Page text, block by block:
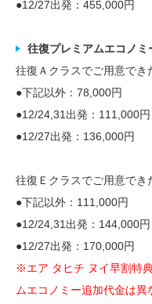
●12/27出発：455,000円
往復プレミアムエコノミ
往復Ａクラスでご用意でき
●下記以外：78,000円
●12/24,31出発：111,000円
●12/27出発：136,000円
往復Ｅクラスでご用意でき
●下記以外：111,000円
●12/24,31出発：144,000円
●12/27出発：170,000円
※エア タヒチ ヌイ早割特
ムエコノミー追加代金は異